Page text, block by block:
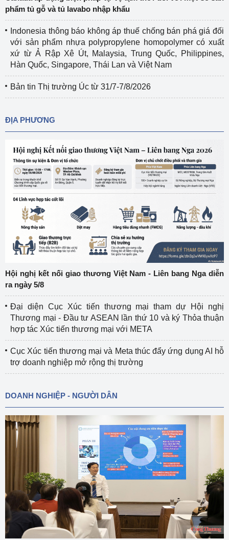
phẩm tủ gỗ và tủ lavabo nhập khẩu
Indonesia thông báo không áp thuế chống bán phá giá đối
với sản phẩm nhựa polypropylene homopolymer có xuất
xứ từ Ả Rập Xê Út, Malaysia, Trung Quốc, Philippines,
Hàn Quốc, Singapore, Thái Lan và Việt Nam
Bản tin Thị trường Úc từ 31/7-7/8/2026
ĐỊA PHƯƠNG
Hội nghị kết nối giao thương Việt Nam - Liên bang Nga diễn
ra ngày 5/8
Đại diện Cục Xúc tiến thương mại tham dự Hội nghị
Thương mại - Đầu tư ASEAN lần thứ 10 và ký Thỏa thuận
hợp tác Xúc tiến thương mại với META
Cục Xúc tiến thương mại và Meta thúc đẩy ứng dụng AI hỗ
trợ doanh nghiệp mở rộng thị trường
DOANH NGHIỆP - NGƯỜI DÂN